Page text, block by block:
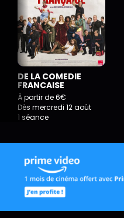
DE LA COMEDIE
FRANCAISE
À partir de 6€
Dès mercredi 12 août
1 séance